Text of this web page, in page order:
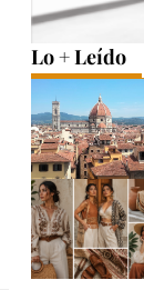
Lo + Leído